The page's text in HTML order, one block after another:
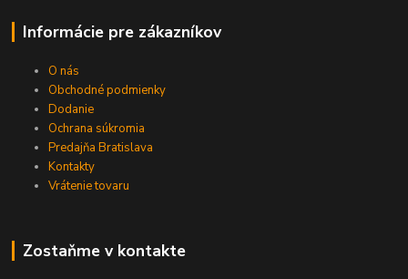
Informácie pre zákazníkov
O nás
Obchodné podmienky
Dodanie
Ochrana súkromia
Predajňa Bratislava
Kontakty
Vrátenie tovaru
Zostaňme v kontakte